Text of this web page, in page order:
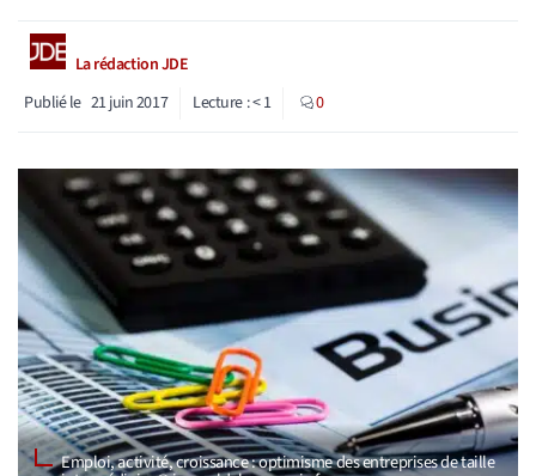
La rédaction JDE
Publié le 21 juin 2017 Lecture :< 1 0
Emploi, activité, croissance : optimisme des entreprises de taille